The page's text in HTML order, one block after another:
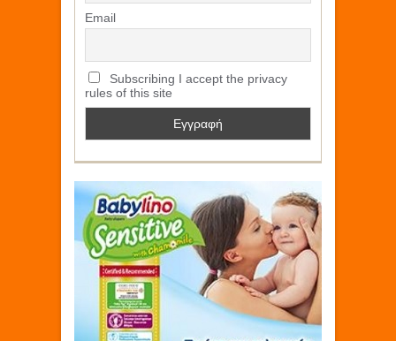
Email
Subscribing I accept the privacy
rules of this site